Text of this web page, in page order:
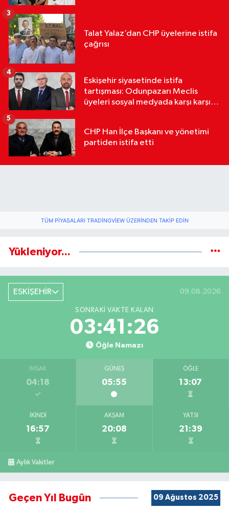
Talat Yalaz’dan CHP üyelerine istifa
çağrısı
3
Eskişehir siyasetinde istifa
tartışması: Odunpazarı Meclis
üyeleri sosyal medyada karşı karşıya
4
CHP Han İlçe Başkanı ve yönetimi
partiden istifa etti
5
TÜM PIYASALARI TRADINGVIEW ÜZERINDEN TAKIP EDIN
Yükleniyor...
ESKİŞEHİR 09.08.2026
SONRAKI VAKTE KALAN
03:41:26
Öğle Namazı
İMSAK
04:18
GÜNEŞ
05:55
ÖĞLE
13:07
İKINDI
16:57
AKŞAM
20:08
YATSI
21:39
Aylık Vakitler
Geçen Yıl Bugün 09 Ağustos 2025